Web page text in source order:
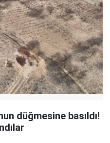
düğmesine basıldı!